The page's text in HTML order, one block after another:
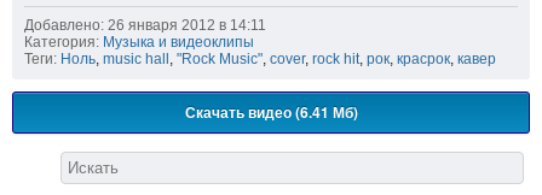
Добавлено: 26 января 2012 в 14:11
Категория: Музыка и видеоклипы
Теги: Ноль, music hall , "Rock Music", cover, rock hit, рок, красрок, кавер
Скачать видео (6.41 Мб)